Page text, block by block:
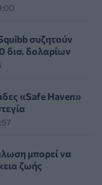
νέα
πρέπει να
της
συζητούν
δισ. δολαρίων
«Safe Haven»
μπορεί να
ζωής